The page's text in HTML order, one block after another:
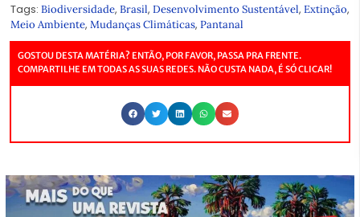
Tags: Biodiversidade, Brasil, Desenvolvimento Sustentável, Extinção,
Meio Ambiente, Mudanças Climáticas, Pantanal
GOSTOU DESTA MATÉRIA? ENTÃO, POR FAVOR, PASSA PRA FRENTE.
COMPARTILHE EM TODAS AS SUAS REDES. NÃO CUSTA NADA, É SÓ CLICAR!